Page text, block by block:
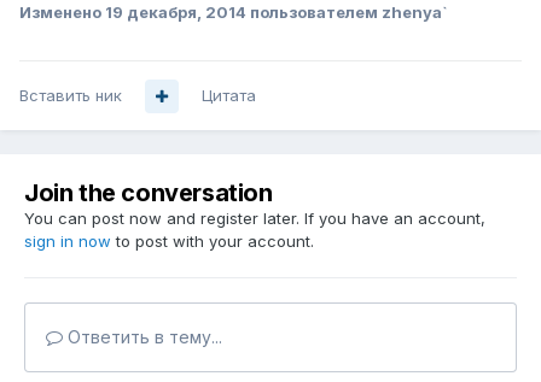
Изменено 19 декабря, 2014 пользователем zhenya`
Вставить ник Цитата
Join the conversation
You can post now and register later. If you have an account,
sign in now to post with your account.
Ответить в тему...